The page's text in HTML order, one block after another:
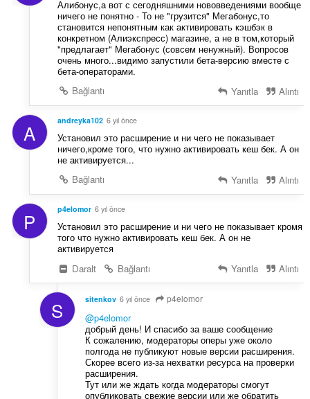
Алибонус,а вот с сегодняшними нововведениями вообще
ничего не понятно - То не "грузится" Мегабонус,то
становится непонятным как активировать кэшбэк в
конкретном (Алиэкспресс) магазине, а не в том,который
"предлагает" Мегабонус (совсем ненужный). Вопросов
очень много...видимо запустили бета-версию вместе с
бета-операторами.
Bağlantı
Yanıtla Alıntı
A andreyka102 6 yıl önce
Установил это расширение и ни чего не показывает
ничего,кроме того, что нужно активировать кеш бек. А он
не активируется...
Bağlantı
Yanıtla Alıntı
P p4elomor 6 yıl önce
Установил это расширение и ни чего не показывает кромя
того что нужно активировать кеш бек. А он не
активируется
Daralt
Bağlantı Yanıtla Alıntı
S sitenkov 6 yıl önce p4elomor
@p4elomor
добрый день! И спасибо за ваше сообщение
К сожалению, модераторы оперы уже около
полгода не публикуют новые версии расширения.
Скорее всего из-за нехватки ресурса на проверки
расширения.
Тут или же ждать когда модераторы смогут
опубликовать свежие версии или же обратить